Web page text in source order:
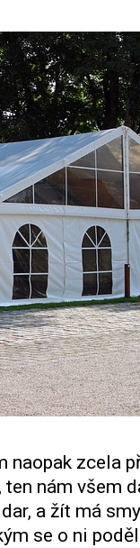
zcela
nám všem
a žít má
se o ni